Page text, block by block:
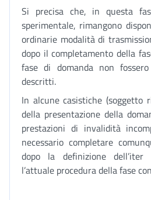
Si precisa che, in questa
sperimentale, rimangono
ordinarie modalità di
dopo il completamento della
fase di domanda non
descritti.
In alcune casistiche (soggetto
della presentazione della
prestazioni di invalidità
necessario completare
dopo la definizione dell’iter
l’attuale procedura della fase